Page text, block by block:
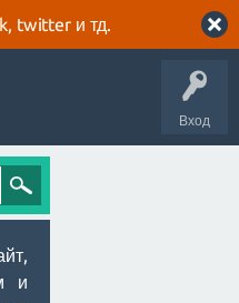
twitter и тд.
Вход
и